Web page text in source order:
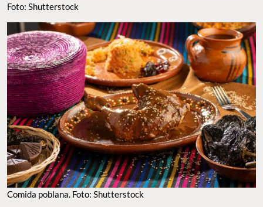
Foto: Shutterstock
Comida poblana. Foto: Shutterstock